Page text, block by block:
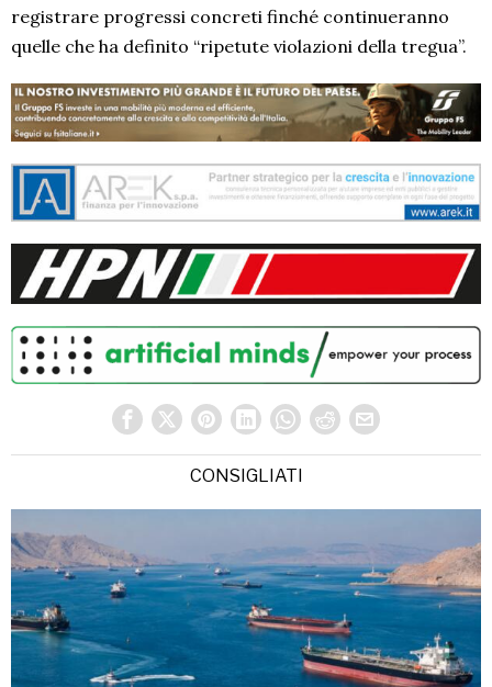
registrare progressi concreti finché continueranno
quelle che ha definito “ripetute violazioni della tregua”.
CONSIGLIATI